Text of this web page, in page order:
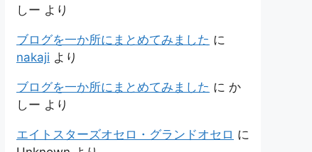
しー より
ブログを一か所にまとめてみました に
nakaji より
ブログを一か所にまとめてみました に か
しー より
エイトスターズオセロ・グランドオセロ に